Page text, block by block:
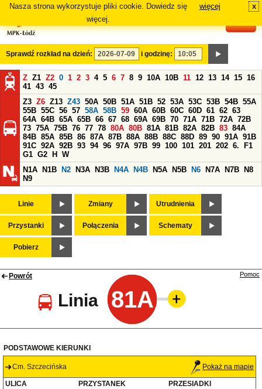
Nasza strona wykorzystuje pliki cookie. Dowiedz się
więcej.
więcej x
Sprawdź rozkład na dzień: i godzinę:
Z Z1 Z2 0 1 2 3 4 5 6 7 8 9 10A 10B 11 12 13 14 15 16
41 43 45
Z3 Z6 Z13 Z43 50A 50B 51A 51B 52 53A 53C 53B 54B 55A
55B 55C 56 57 58A 58B 59 60A 60B 60C 60D 61 62 63
64A 64B 65A 65B 66 67 68 69A 69B 70 71A 71B 72A 72B
73 75A 75B 76 77 78 80A 80B 81A 81B 82A 82B 83 84A
84B 85A 85B 86 87A 87B 88A 88B 88C 88D 89 90 91A 91B
91C 92A 92B 93 94 96 97A 97B 99 100 101 201 202 6.
F1
G1 G2 H
W
N1A
N1B N2 N3A N3B N4A N4B N5A N5B N6 N7A N7B
N8
N9
Linie Zmiany Utrudnienia
Przystanki Połączenia Schematy
Pobierz
Powrót
Linia 81A
Pomoc
PODSTAWOWE KIERUNKI
Cm. Szczecińska Pokaż na mapie
ULICA PRZYSTANEK
PRZESIADKI